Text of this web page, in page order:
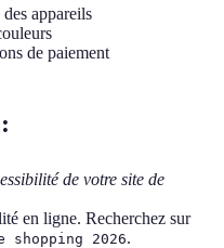
appareils
de paiement
de votre site de
en ligne. Recherchez sur
2026.